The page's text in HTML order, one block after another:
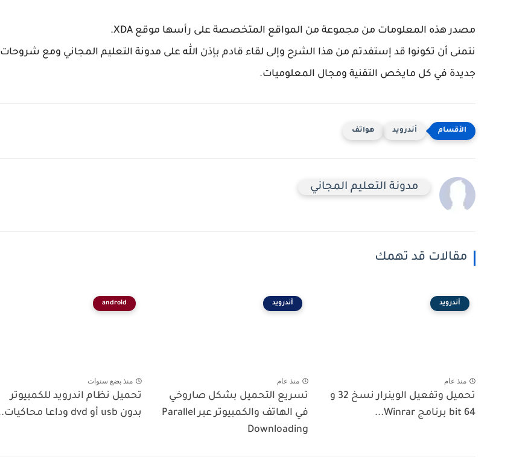
مصدر هذه المعلومات من مجموعة من المواقع المتخصصة على رأسها موقع XDA.
نتمنى أن تكونوا قد إستفدتم من هذا الشرح وإلى لقاء قادم بإذن الله على مدونة التعليم المجاني ومع شروحات
جديدة في كل مايخص التقنية ومجال المعلوميات.
أندرويد هواتف
مدونة التعليم المجاني
مقالات قد تهمك
أندرويد
منذ عام
تحميل وتفعيل الوينرار نسخ 32 و
64 bit برنامج Winrar...
أندرويد
منذ عام
تسريع التحميل بشكل صاروخي
في الهاتف والكمبيوتر عبر Parallel
Downloading
android
منذ بضع سنوات
تحميل نظام اندرويد للكمبيوتر
بدون usb أو dvd وداعا محاكيات...